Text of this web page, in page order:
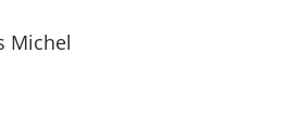
Michel